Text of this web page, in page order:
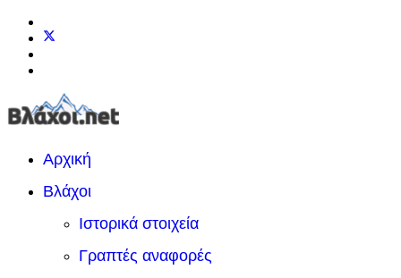
Αρχική
Βλάχοι
Ιστορικά στοιχεία
Γραπτές αναφορές